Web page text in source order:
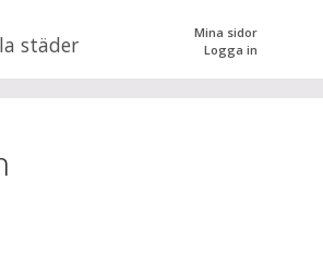
städer
Mina sidor
Logga in